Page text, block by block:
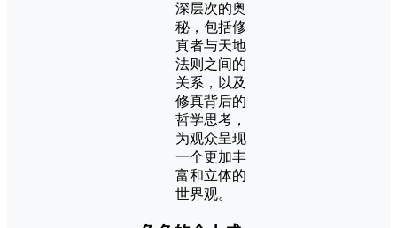
深层次的奥
秘，包括修
真者与天地
法则之间的
关系，以及
修真背后的
哲学思考，
为观众呈现
一个更加丰
富和立体的
世界观。